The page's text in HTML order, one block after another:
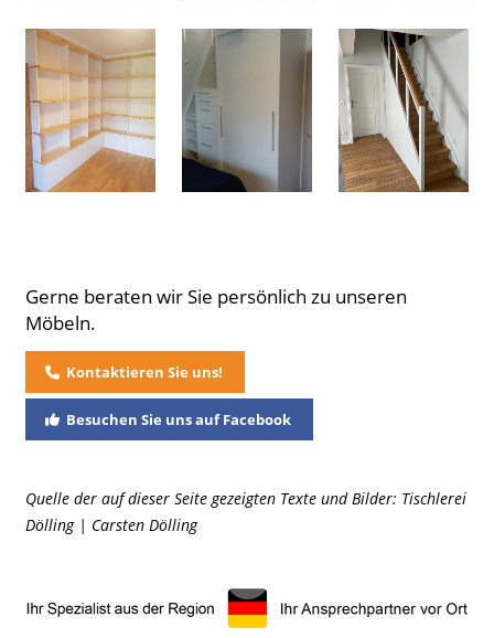
Gerne beraten wir Sie persönlich zu unseren
Möbeln.
Kontaktieren Sie uns!
Besuchen Sie uns auf Facebook
Quelle der auf dieser Seite gezeigten Texte und Bilder: Tischlerei
Dölling | Carsten Dölling